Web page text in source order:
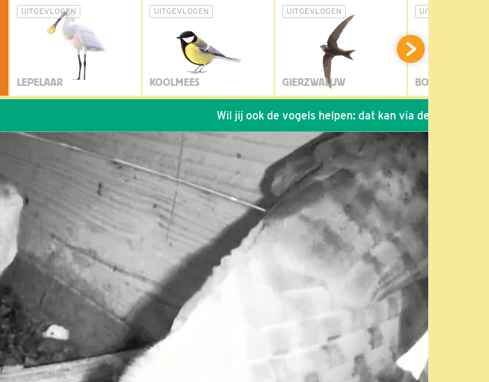
UITGEVLOGEN
LEPELAAR
UITGEVLOGEN
KOOLMEES
UITGEVLOGEN
GIERZWALUW
UITGEVLOGEN
BOSUIL
Wil jij ook de vogels helpen: dat kan via de link! *